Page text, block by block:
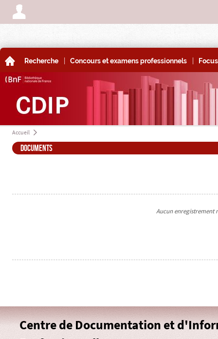
A
A Recherche | Concours et examens professionnels | Focus
Accueil a
Documents
Aucun enregistrement
Centre de Documentation et